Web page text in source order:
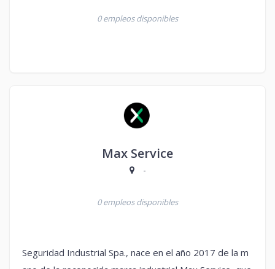
0 empleos disponibles
Max Service
-
0 empleos disponibles
Seguridad Industrial Spa., nace en el año 2017 de la m